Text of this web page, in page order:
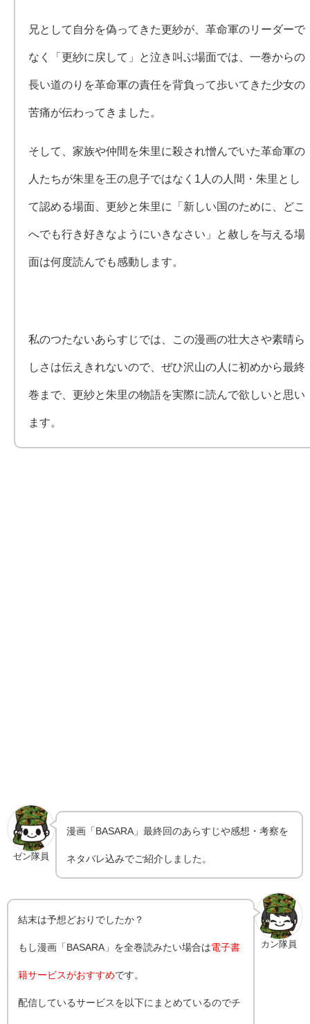
兄として自分を偽ってきた更紗が、革命軍のリーダーで
なく「更紗に戻して」と泣き叫ぶ場面では、一巻からの
長い道のりを革命軍の責任を背負って歩いてきた少女の
苦痛が伝わってきました。
そして、家族や仲間を朱里に殺され憎んでいた革命軍の
人たちが朱里を王の息子ではなく1人の人間・朱里とし
て認める場面、更紗と朱里に「新しい国のために、どこ
へでも行き好きなようにいきなさい」と赦しを与える場
面は何度読んでも感動します。
私のつたないあらすじでは、この漫画の壮大さや素晴ら
しさは伝えきれないので、ぜひ沢山の人に初めから最終
巻まで、更紗と朱里の物語を実際に読んで欲しいと思い
ます。
ゼン隊員
漫画「BASARA」最終回のあらすじや感想・考察を
ネタバレ込みでご紹介しました。
カン隊員
結末は予想どおりでしたか？
もし漫画「BASARA」を全巻読みたい場合は電子書
籍サービスがおすすめです。
配信しているサービスを以下にまとめているのでチ